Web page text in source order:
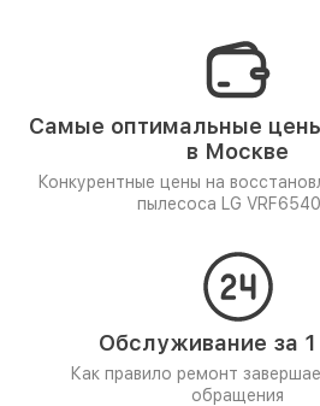
Самые оптимальные
в Москве
Конкурентные цены на
пылесоса LG
Обслуживание за
Как правило ремонт
обращения